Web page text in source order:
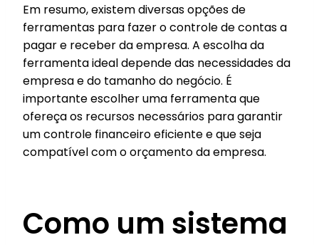
Em resumo, existem diversas opções de
ferramentas para fazer o controle de contas a
pagar e receber da empresa. A escolha da
ferramenta ideal depende das necessidades da
empresa e do tamanho do negócio. É
importante escolher uma ferramenta que
ofereça os recursos necessários para garantir
um controle financeiro eficiente e que seja
compatível com o orçamento da empresa.
Como um sistema